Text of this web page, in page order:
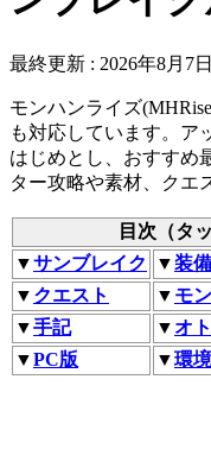
最終更新 : 2026年8月7
モンハンライズ
も対応しています。ア
はじめとし、おすすめ
ター攻略や素材、クエ
目次（タ
▼サンブレイク ▼装
▼ クエスト ▼ モ
▼手記 ▼オ
▼PC版 ▼環